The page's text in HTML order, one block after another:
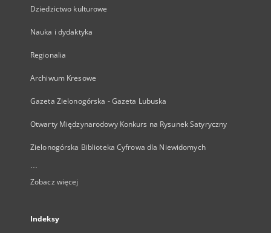
Dziedzictwo kulturowe
Nauka i dydaktyka
Regionalia
Archiwum Kresowe
Gazeta Zielonogórska - Gazeta Lubuska
Otwarty Międzynarodowy Konkurs na Rysunek Satyryczny
Zielonogórska Biblioteka Cyfrowa dla Niewidomych
...
Zobacz więcej
Indeksy